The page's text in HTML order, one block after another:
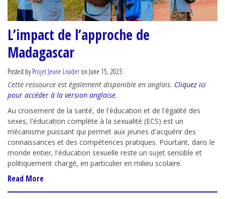
L’impact de l’approche de
Madagascar
Posted byProjet Jeune Leader on June 15, 2023
Cette ressource est également disponible en anglais. Cliquez ici
pour accéder à la version anglaise.
Au croisement de la santé, de l'éducation et de l'égalité des
sexes, l'éducation complète à la sexualité (ECS) est un
mécanisme puissant qui permet aux jeunes d'acquérir des
connaissances et des compétences pratiques. Pourtant, dans le
monde entier, l'éducation sexuelle reste un sujet sensible et
politiquement chargé, en particulier en milieu scolaire.
Read More